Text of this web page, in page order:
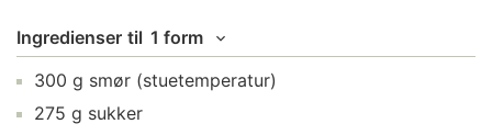
Ingredienser til 1 form
300 g smør (stuetemperatur)
275 g sukker